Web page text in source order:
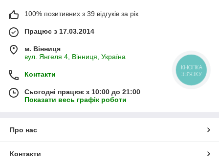
100% позитивних з 39 відгуків за рік
Працює з 17.03.2014
м. Вінниця
вул. Янгеля 4, Вінниця, Україна
Контакти
Сьогодні працює з 10:00 до 21:00
Показати весь графік роботи
Про нас
Контакти
КНОПКА
ЗВ'ЯЗКУ